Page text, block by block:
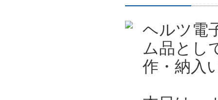
ヘルツ電
ム品とし
作・納入